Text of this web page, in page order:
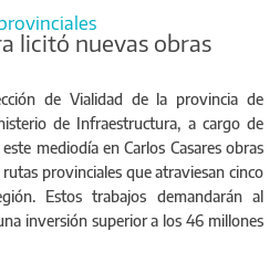
licitó nuevas obras
de Vialidad de la provincia de
de Infraestructura, a cargo de
mediodía en Carlos Casares obras
provinciales que atraviesan cinco
Estos trabajos demandarán al
inversión superior a los 46 millones